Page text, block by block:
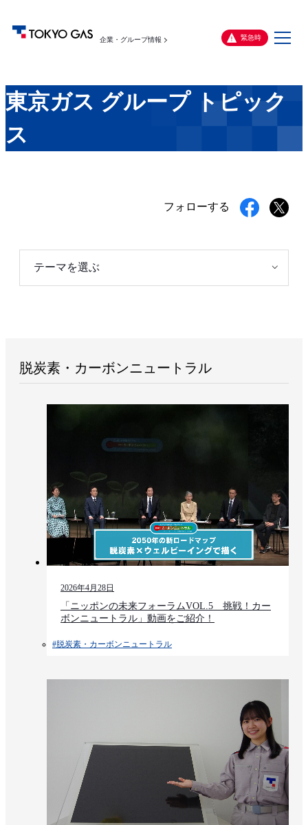
企業・グループ情報 緊急時
メ
東京ガス グループ トピック
ス
テーマを選ぶ
フォローする
脱炭素・カーボンニュートラル
2026年4月28日
「ニッポンの未来フォーラムVOL.5 挑戦！カー
ボンニュートラル」動画をご紹介！
#脱炭素・カーボンニュートラル